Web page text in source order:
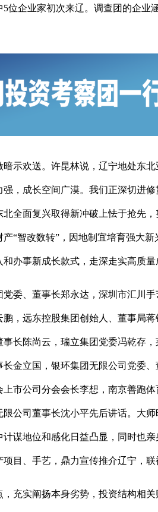
企业家初次来辽。调查团的企业
欢送。许昆林说，辽宁地处东
，成长空间广漠。我们正深切进
全面复兴取得新冲破上怯于抢先
“智改数转”，因地制宜培育强大
办事新成长款式，走深走实高质量
、董事长郑永达，深圳市汇川
，远东控股集团创始人、董事局
长陈尚云，瑞立集团党委冯乾存
金立国，银环集团无限公司党委
市公司分会会长李想，南京善跑
公司董事长沈小平先后讲话。大
谋地位和感化日益凸显，同时也
目、手艺，鼎力宣传推介辽宁，
实阐扬本身劣势，投资结构相